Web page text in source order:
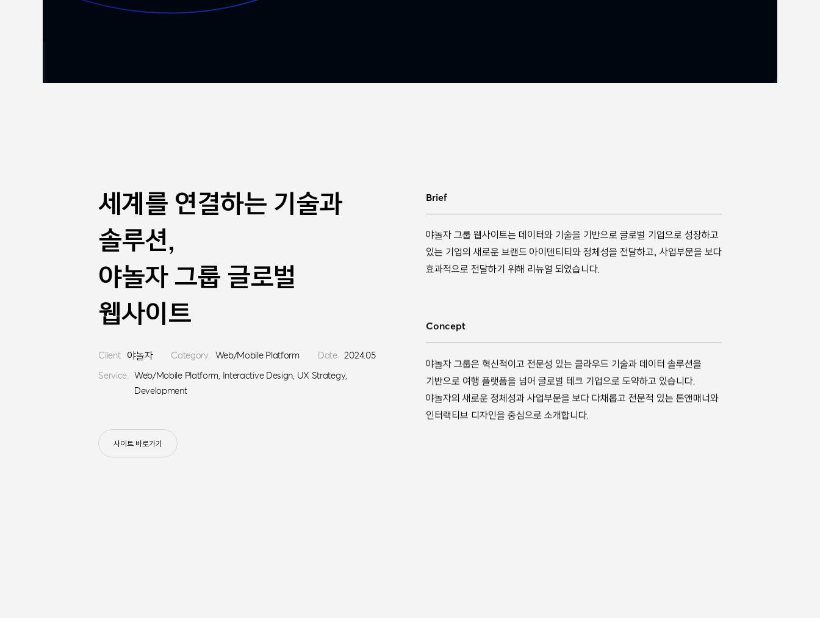
세계를 연결하는 기술과
솔루션,
야놀자 그룹 글로벌
웹사이트
Client. 야놀자 Category. Web/Mobile Platform Date. 2024.05
Service.
Web/Mobile Platform, Interactive Design, UX Strategy,
Development
사이트 바로가기
Brief
야놀자 그룹 웹사이트는 데이터와 기술을 기반으로 글로벌 기업으로 성장하고
있는 기업의 새로운 브랜드 아이덴티티와 정체성을 전달하고, 사업부문을 보다
효과적으로 전달하기 위해 리뉴얼 되었습니다.
Concept
야놀자 그룹은 혁신적이고 전문성 있는 클라우드 기술과 데이터 솔루션을
기반으로 여행 플랫폼을 넘어 글로벌 테크 기업으로 도약하고 있습니다.
야놀자의 새로운 정체성과 사업부문을 보다 다채롭고 전문적 있는 톤앤매너와
인터랙티브 디자인을 중심으로 소개합니다.